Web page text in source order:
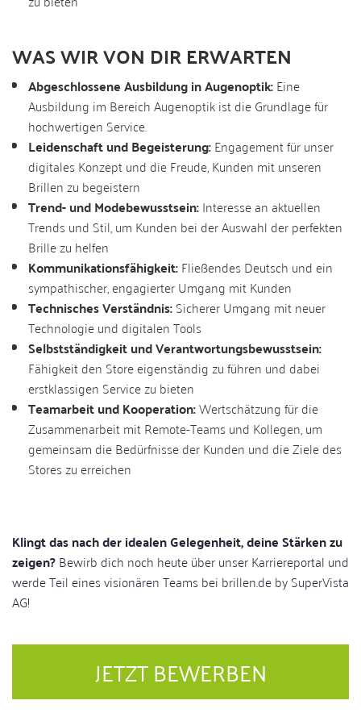
WAS WIR VON DIR ERWARTEN
Abgeschlossene Ausbildung in Augenoptik:Eine
Ausbildung im Bereich Augenoptik ist die Grundlage für
hochwertigen Service.
Leidenschaft und Begeisterung:Engagement für unser
digitales Konzept und die Freude, Kunden mit unseren
Brillen zu begeistern
Trend- und Modebewusstsein:Interesse an aktuellen
Trends und Stil, um Kunden bei der Auswahl der perfekten
Brille zu helfen
Kommunikationsfähigkeit:Fließendes Deutsch und ein
sympathischer, engagierter Umgang mit Kunden
Technisches Verständnis:Sicherer Umgang mit neuer
Technologie und digitalen Tools
Selbstständigkeit und Verantwortungsbewusstsein:
Fähigkeit den Store eigenständig zu führen und dabei
erstklassigen Service zu bieten
Teamarbeit und Kooperation:Wertschätzung für die
Zusammenarbeit mit Remote-Teams und Kollegen, um
gemeinsam die Bedürfnisse der Kunden und die Ziele des
Stores zu erreichen
Klingt das nach der idealen Gelegenheit, deine Stärken zu
zeigen?Bewirb dich noch heute über unser Karriereportal und
werde Teil eines visionären Teams bei brillen.de by SuperVista
AG!
JETZT BEWERBEN